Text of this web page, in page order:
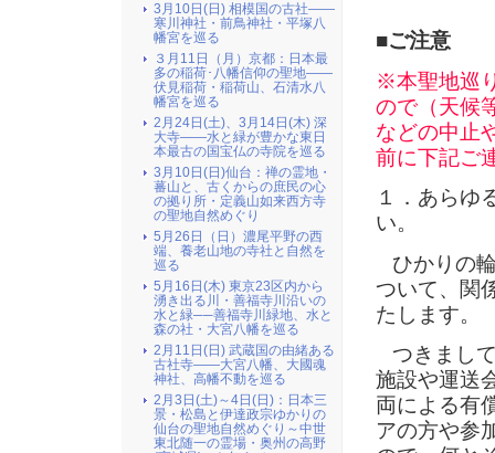
■ご注意
※本聖地巡
ので（天候
などの中止
前に下記ご
１．あらゆ
い。
ひかりの
ついて、関
たします。
つきまし
施設や運送
両による有
アの方や参
3月10日(日) 相模国の古社――
寒川神社・前鳥神社・平塚八
幡宮を巡る
３月11日（月）京都：日本最
多の稲荷･八幡信仰の聖地――
伏見稲荷・稲荷山、石清水八
幡宮を巡る
2月24日(土)、3月14日(木) 深
大寺――水と緑が豊かな東日
本最古の国宝仏の寺院を巡る
3月10日(日)仙台：禅の霊地・
蕃山と、古くからの庶民の心
の拠り所・定義山如来西方寺
の聖地自然めぐり
5月26日（日）濃尾平野の西
端、養老山地の寺社と自然を
巡る
5月16日(木) 東京23区内から
湧き出る川・善福寺川沿いの
水と緑──善福寺川緑地、水と
森の社・大宮八幡を巡る
2月11日(日) 武蔵国の由緒ある
古社寺――大宮八幡、大國魂
神社、高幡不動を巡る
2月3日(土)～4日(日)：日本三
景・松島と伊達政宗ゆかりの
仙台の聖地自然めぐり～中世
東北随一の霊場・奥州の高野